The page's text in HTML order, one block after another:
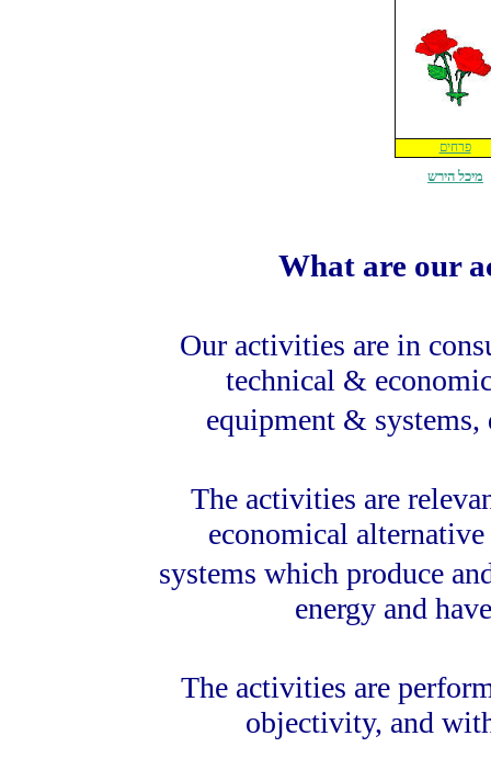
פרחים
מיכל הירש
What are our
Our activities are in
technical &
equipment &
The activities are
economical
systems which produce
energy and
The activities are
objectivity, and